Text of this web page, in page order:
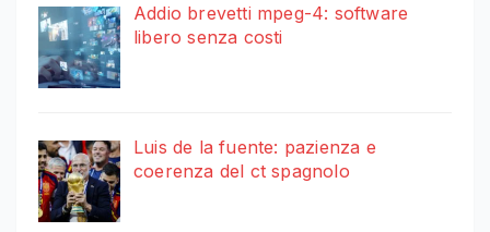
Addio brevetti mpeg-4: software
libero senza costi
Luis de la fuente: pazienza e
coerenza del ct spagnolo